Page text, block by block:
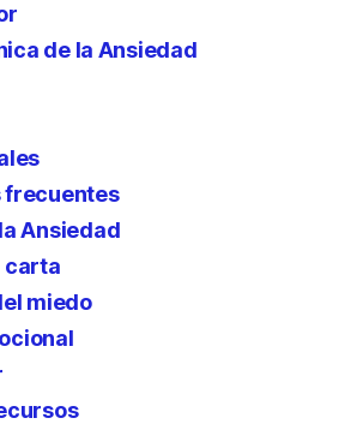
de la Ansiedad
frecuentes
Ansiedad
carta
miedo